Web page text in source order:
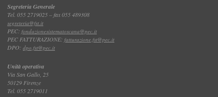
Segreteria Generale
Tel. 055 2719025 – fax 055 489308
segreteria@fst.it
PEC: fondazionesistematoscana@pec.it
PEC FATTURAZIONE: fatturazione.fst@pec.it
DPO: dpo.fst@pec.it
Unità operativa
Via San Gallo, 25
50129 Firenze
Tel. 055 2719011